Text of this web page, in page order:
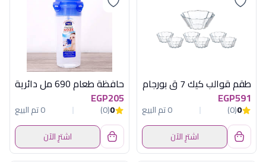
طقم قوالب كيك 7 ق بورجام
EGP591
0
(0)
0 تم البيع
اشترِ الآن
حافظة طعام 690 مل دائرية
EGP205
0
(0)
0 تم البيع
اشترِ الآن